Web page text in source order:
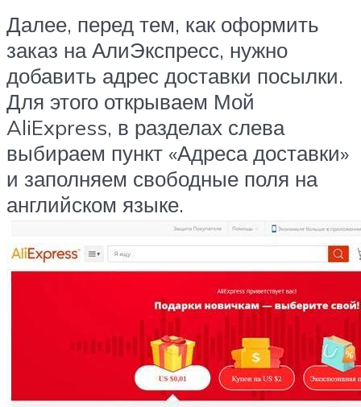
Далее, перед тем, как оформить
заказ на АлиЭкспресс, нужно
добавить адрес доставки посылки.
Для этого открываем Мой
AliExpress, в разделах слева
выбираем пункт «Адреса доставки»
и заполняем свободные поля на
английском языке.